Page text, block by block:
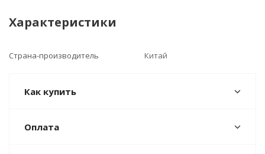
Характеристики
Страна-производитель Китай
Как купить
Оплата